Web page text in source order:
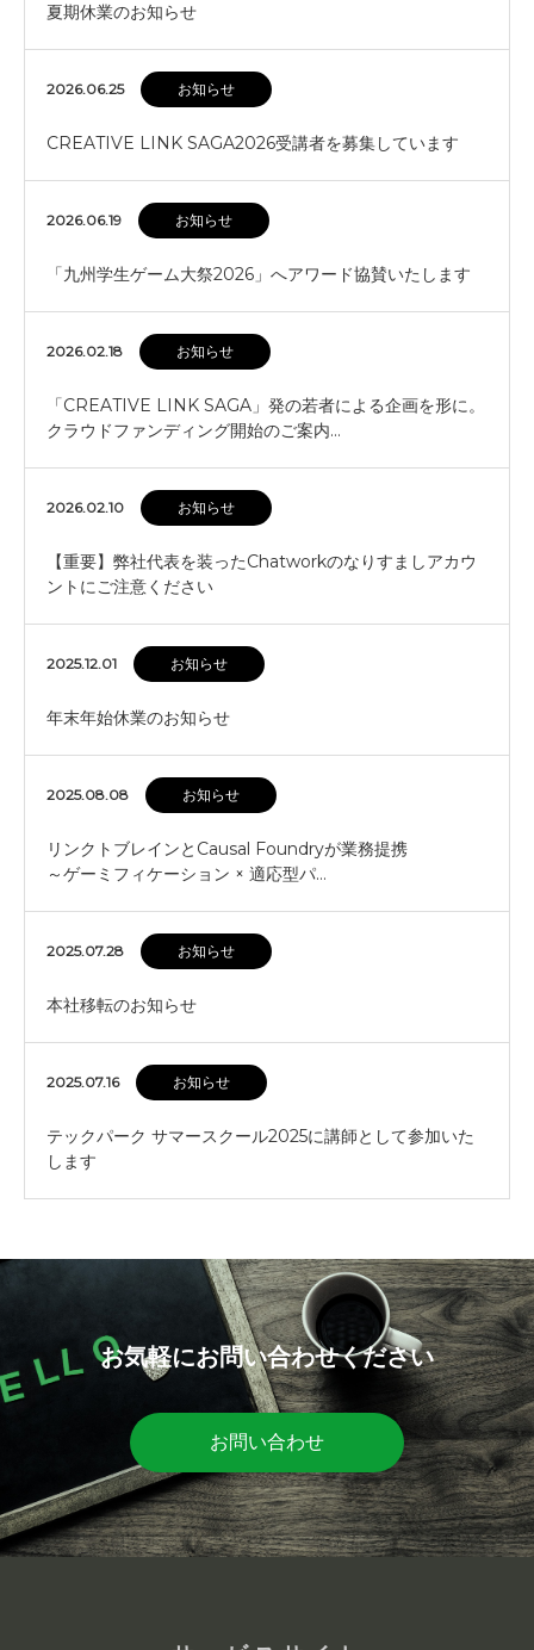
夏期休業のお知らせ
2026.06.25 お知らせ
CREATIVE LINK SAGA2026受講者を募集しています
2026.06.19 お知らせ
「九州学生ゲーム大祭2026」へアワード協賛いたします
2026.02.18 お知らせ
「CREATIVE LINK SAGA」発の若者による企画を形に。
クラウドファンディング開始のご案内…
2026.02.10 お知らせ
【重要】弊社代表を装ったChatworkのなりすましアカウ
ントにご注意ください
2025.12.01 お知らせ
年末年始休業のお知らせ
2025.08.08 お知らせ
リンクトブレインとCausal Foundryが業務提携
～ゲーミフィケーション × 適応型パ…
2025.07.28 お知らせ
本社移転のお知らせ
2025.07.16 お知らせ
テックパーク サマースクール2025に講師として参加いた
します
お気軽にお問い合わせください
お問い合わせ